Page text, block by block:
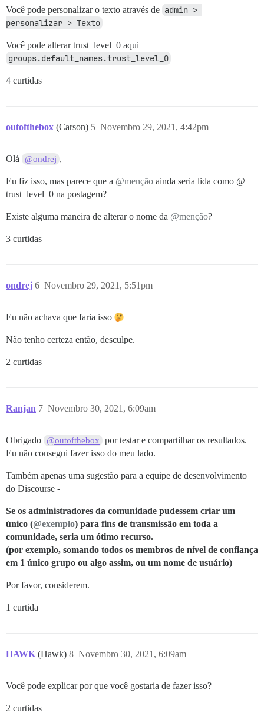
Você pode personalizar o texto através de admin >
personalizar > Texto
Você pode alterar trust_level_0 aqui
groups.default_names.trust_level_0
4 curtidas
outofthebox (Carson) Novembro 29, 2021, 4:42pm
5
Olá @ondrej ,
Eu fiz isso, mas parece que a @menção ainda seria lida como @
trust_level_0 na postagem?
Existe alguma maneira de alterar o nome da @menção?
3 curtidas
ondrej Novembro 29, 2021, 5:51pm
6
Eu não achava que faria isso
Não tenho certeza então, desculpe.
2 curtidas
Ranjan Novembro 30, 2021, 6:09am
7
Obrigado @outofthebox
por testar e compartilhar os resultados.
Eu não consegui fazer isso do meu lado.
Também apenas uma sugestão para a equipe de desenvolvimento
do Discourse -
Se os administradores da comunidade pudessem criar um
único (@exemplo) para fins de transmissão em toda a
comunidade, seria um ótimo recurso.
(por exemplo, somando todos os membros de nível de confiança
em 1 único grupo ou algo assim, ou um nome de usuário)
Por favor, considerem.
1 curtida
HAWK (Hawk) Novembro 30, 2021, 6:09am
8
Você pode explicar por que você gostaria de fazer isso?
2 curtidas